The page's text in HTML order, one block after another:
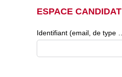
ESPACE CANDIDAT